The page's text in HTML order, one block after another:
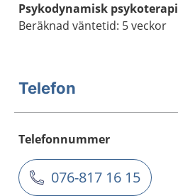
Psykodynamisk psykoterapi
Beräknad väntetid: 5 veckor
Telefon
Telefonnummer
076-817 16 15